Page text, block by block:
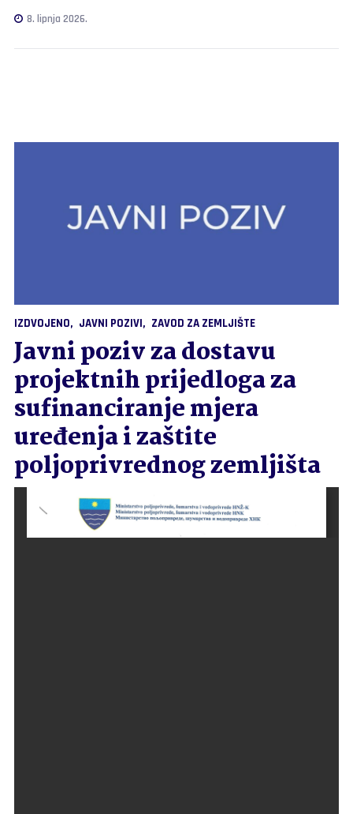
8. lipnja 2026.
IZDVOJENO JAVNI POZIVI ZAVOD ZA ZEMLJIŠTE
Javni poziv za dostavu
projektnih prijedloga za
sufinanciranje mjera
uređenja i zaštite
poljoprivrednog zemljišta